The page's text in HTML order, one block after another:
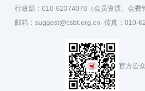
行政部：010-62374078（会员资质、会费
邮箱：suggest@csbt.org.cn 传真：010-
官方公